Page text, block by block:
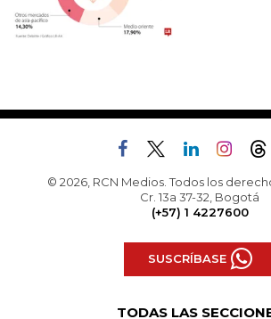
© 2026, RCN Medios. Todos los
Cr. 13a 37-32, Bogotá
(+57) 1 4227600
SUSCRÍBASE
TODAS LAS